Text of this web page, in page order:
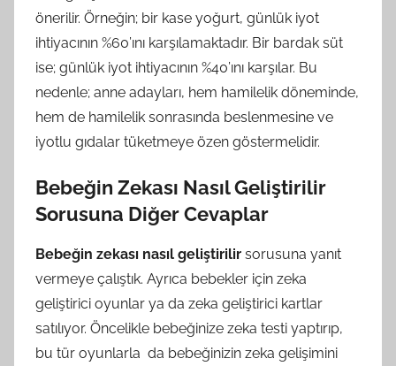
önerilir. Örneğin; bir kase yoğurt, günlük iyot
ihtiyacının %60’ını karşılamaktadır. Bir bardak süt
ise; günlük iyot ihtiyacının %40’ını karşılar. Bu
nedenle; anne adayları, hem hamilelik döneminde,
hem de hamilelik sonrasında beslenmesine ve
iyotlu gıdalar tüketmeye özen göstermelidir.
Bebeğin Zekası Nasıl Geliştirilir
Sorusuna Diğer Cevaplar
Bebeğin zekası nasıl geliştirilir sorusuna yanıt
vermeye çalıştık. Ayrıca bebekler için zeka
geliştirici oyunlar ya da zeka geliştirici kartlar
satılıyor. Öncelikle bebeğinize zeka testi yaptırıp,
bu tür oyunlarla da bebeğinizin zeka gelişimini